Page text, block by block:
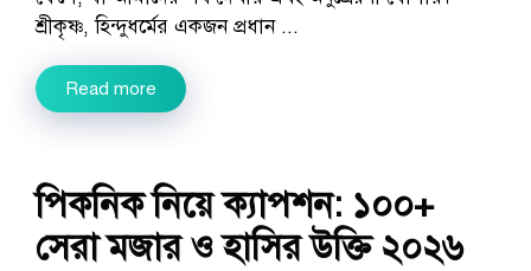
শ্রীকৃষ্ণ, হিন্দুধর্মের একজন প্রধান ...
Read more
পিকনিক নিয়ে ক্যাপশন: ১০০+
সেরা মজার ও হাসির উক্তি ২০২৬